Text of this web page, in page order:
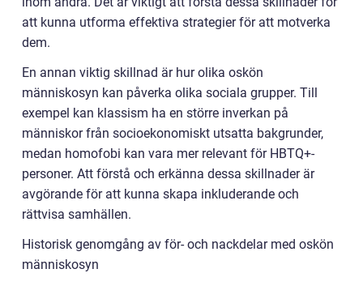
att kunna utforma effektiva strategier för att motverka
dem.
En annan viktig skillnad är hur olika oskön
människosyn kan påverka olika sociala grupper. Till
exempel kan klassism ha en större inverkan på
människor från socioekonomiskt utsatta bakgrunder,
medan homofobi kan vara mer relevant för HBTQ+-
personer. Att förstå och erkänna dessa skillnader är
avgörande för att kunna skapa inkluderande och
rättvisa samhällen.
Historisk genomgång av för- och nackdelar med oskön
människosyn